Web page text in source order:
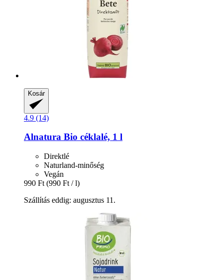
Kosár
4.9 (14)
Alnatura Bio céklalé, 1 l
Direktlé
Naturland-minőség
Vegán
990 Ft (990 Ft / l)
Szállítás eddig: augusztus 11.